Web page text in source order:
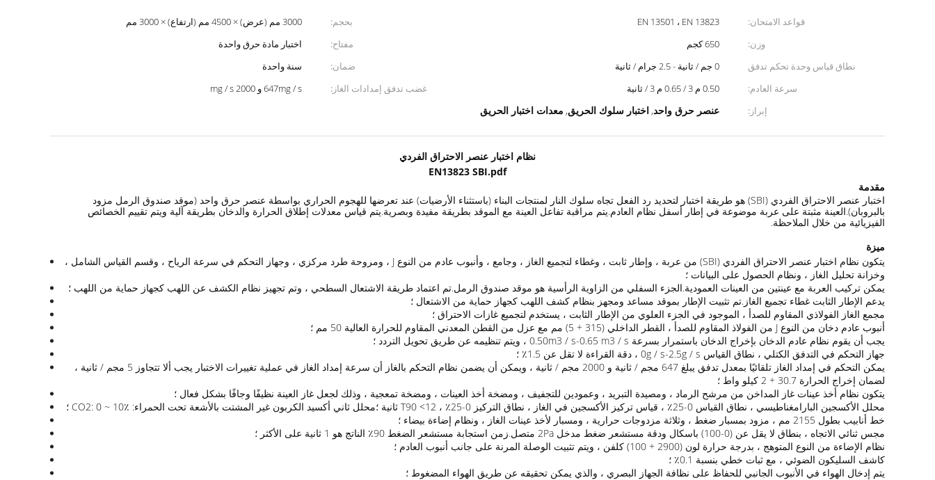
قواعد الامتحان: EN 13501 ، EN 13823 بحجم:
3000 مم (عرض) × 4500 مم (ارتفاع) × 3000 مم
وزن:
650 كجم مفتاح:
اختبار مادة حرق واحدة
نطاق قياس وحدة تحكم تدفق
الكتلة:
0 جم / ثانية - 2.5 جرام / ثانية ضمان:
سنة واحدة
سرعة العادم:
0.50 م 3 / 0.65 م 3 / ثانية غضب تدفق إمدادات الغاز:
647mg / s و 2000 mg / s
إبراز:
عنصر حرق واحد, اختبار سلوك الحريق, معدات اختبار الحريق
نظام اختبار عنصر الاحتراق الفردي
EN13823 SBI.pdf
مقدمة
اختبار عنصر الاحتراق الفردي (SBI) هو طريقة اختبار لتحديد رد الفعل تجاه سلوك النار لمنتجات البناء (باستثناء الأرضيات) عند تعرضها للهجوم الحراري بواسطة عنصر حرق واحد (موقد صندوق الرمل مزود
بالبروبان).العينة مثبتة على عربة موضوعة في إطار أسفل نظام العادم.يتم مراقبة تفاعل العينة مع الموقد بطريقة مفيدة وبصرية.يتم قياس معدلات إطلاق الحرارة والدخان بطريقة آلية ويتم تقييم الخصائص
الفيزيائية من خلال الملاحظة.
ميزة
يتكون نظام اختبار عنصر الاحتراق الفردي (SBI) من عربة ، وإطار ثابت ، وغطاء لتجميع الغاز ، وجامع ، وأنبوب عادم من النوع J ، ومروحة طرد مركزي ، وجهاز التحكم في سرعة الرياح ، وقسم القياس الشامل ،
وخزانة تحليل الغاز ، ونظام الحصول على البيانات ؛
يمكن تركيب العربة مع عينتين من العينات العمودية.الجزء السفلي من الزاوية الرأسية هو موقد صندوق الرمل.تم اعتماد طريقة الاشتعال السطحي ، وتم تجهيز نظام الكشف عن اللهب كجهاز حماية من اللهب ؛
يدعم الإطار الثابت غطاء تجميع الغاز.تم تثبيت الإطار بموقد مساعد ومجهز بنظام كشف اللهب كجهاز حماية من الاشتعال ؛
مجمع الغاز الفولاذي المقاوم للصدأ ، الموجود في الجزء العلوي من الإطار الثابت ، يستخدم لتجميع غازات الاحتراق ؛
أنبوب عادم دخان من النوع J من الفولاذ المقاوم للصدأ ، القطر الداخلي (315 + 5) مم مع عزل من القطن المعدني المقاوم للحرارة العالية 50 مم ؛
يجب أن يقوم نظام عادم الدخان بإخراج الدخان باستمرار بسرعة 0.50m3 / s-0.65 m3 / s ، ويتم تنظيمه عن طريق تحويل التردد ؛
جهاز التحكم في التدفق الكتلي ، نطاق القياس 0g / s-2.5g / s ، دقة القراءة لا تقل عن 1.5٪ ؛
يمكن التحكم في إمداد الغاز تلقائيًا بمعدل تدفق يبلغ 647 مجم / ثانية و 2000 مجم / ثانية ، ويمكن أن يضمن نظام التحكم بالغاز أن سرعة إمداد الغاز في عملية تغييرات الاختبار يجب ألا تتجاوز 5 مجم / ثانية ،
لضمان إخراج الحرارة 30.7 + 2 كيلو واط ؛
يتكون نظام أخذ عينات غاز المداخن من مرشح الرماد ، ومصيدة التبريد ، وعمودين للتجفيف ، ومضخة أخذ العينات ، ومضخة تمعجية ، وذلك لجعل غاز العينة نظيفًا وجافًا بشكل فعال ؛
محلل الأكسجين البارامغناطيسي ، نطاق القياس 0-25٪ ، قياس تركيز الأكسجين في الغاز ، نطاق التركيز 0-25٪ ، T90 <12 ثانية ؛محلل ثاني أكسيد الكربون غير المشتت بالأشعة تحت الحمراء: CO2: 0 ~ 10٪ ؛
خط أنابيب بطول 2155 مم ، مزود بمسبار ضغط ، وثلاثة مزدوجات حرارية ، ومسبار لأخذ عينات الغاز ، ونظام إضاءة بيضاء ؛
مجس ثنائي الاتجاه ، بنطاق لا يقل عن (0-100) باسكال ودقة مستشعر ضغط مدخل 2Pa متصل.زمن استجابة مستشعر الضغط 90٪ الناتج هو 1 ثانية على الأكثر ؛
نظام الإضاءة من النوع المتوهج ، بدرجة حرارة لون (2900 + 100) كلفن ، ويتم تثبيت الوصلة المرنة على جانب أنبوب العادم ؛
كاشف السليكون الضوئي ، مع ثبات خطي بنسبة 0.1٪ ؛
يتم إدخال الهواء في الأنبوب الجانبي للحفاظ على نظافة الجهاز البصري ، والذي يمكن تحقيقه عن طريق الهواء المضغوط ؛